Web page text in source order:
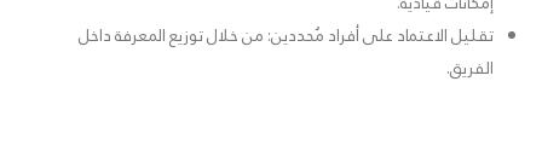
تقليل الاعتماد على أفراد مُحددين: من خلال توزيع المعرفة داخل
الفريق.